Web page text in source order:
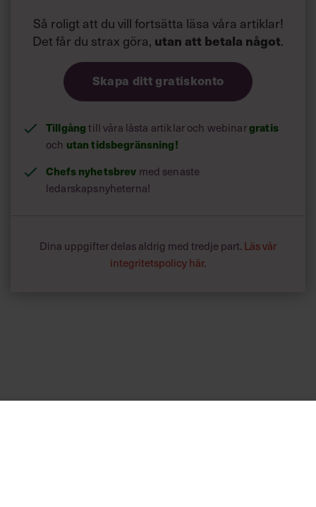
Så roligt att du vill fortsätta läsa våra artiklar!
Det får du strax göra, utan att betala något.
Skapa ditt gratiskonto
Tillgång till våra låsta artiklar och webinargratis
och utan tidsbegränsning!
Chefs nyhetsbrev med senaste
ledarskapsnyheterna!
Dina uppgifter delas aldrig med tredje part. Läs vår
integritetspolicy här.